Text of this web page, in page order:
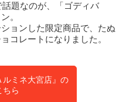
題なのが、「ゴディバ
。
ョンした限定商品で、たぬ
コレートになりました。
ルミネ大宮店』の
ちら